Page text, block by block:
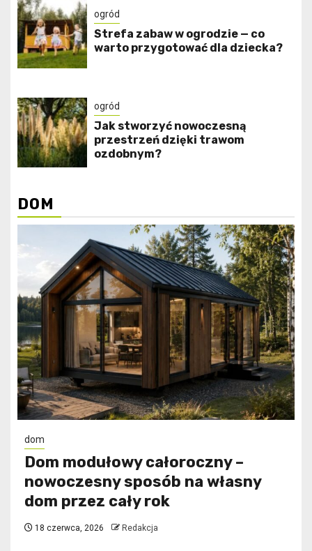
ogród
Strefa zabaw w ogrodzie — co
warto przygotować dla dziecka?
ogród
Jak stworzyć nowoczesną
przestrzeń dzięki trawom
ozdobnym?
DOM
dom
Dom modułowy całoroczny –
nowoczesny sposób na własny
dom przez cały rok
18 czerwca, 2026 Redakcja